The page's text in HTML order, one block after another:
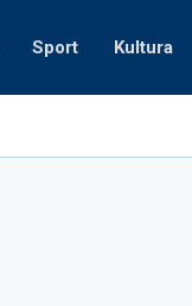
Sport Kultura